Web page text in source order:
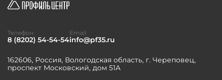
162606, Россия, Вологодская область, г. Череповец,
проспект Московский, дом 51А
Телефон
8 (8202) 54-54-54
Email
info@pf35.ru